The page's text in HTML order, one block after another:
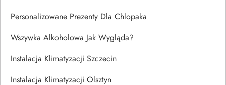
Personalizowane Prezenty Dla Chlopaka
Wszywka Alkoholowa Jak Wygląda?
Instalacja Klimatyzacji Szczecin
Instalacja Klimatyzacji Olsztyn